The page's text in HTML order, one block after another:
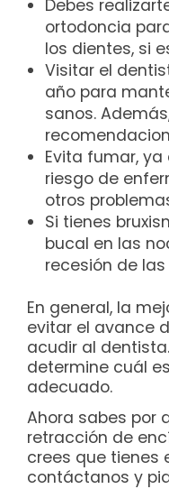
Debes
ortodoncia
los dientes, si
Visitar el
año para
sanos.
Evita fumar,
riesgo de
otros
Si tienes
bucal en las
recesión de
En general, la
evitar el avance
acudir al
determine cuál
adecuado.
Ahora sabes por
retracción de
crees que tienes
contáctanos y